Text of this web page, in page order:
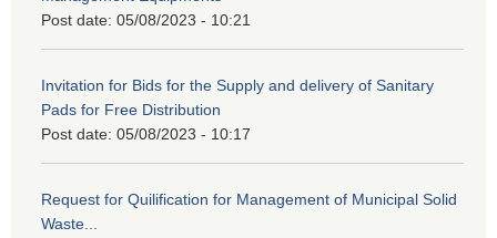
Post date: 05/08/2023 - 10:21
Invitation for Bids for the Supply and delivery of Sanitary
Pads for Free Distribution
Post date: 05/08/2023 - 10:17
Request for Quilification for Management of Municipal Solid
Waste...